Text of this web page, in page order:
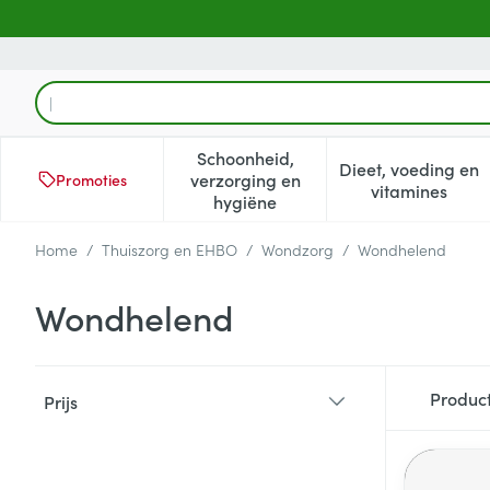
Product, merk, categorie...
Promoties
Schoonheid,
verzorging en
hygiëne
Toon submenu voor
Dieet, voeding en
vitamines
Toon
Home / Thuiszorg en EHBO / Wondzorg / Wondhelend
Wondhelend
Prijs